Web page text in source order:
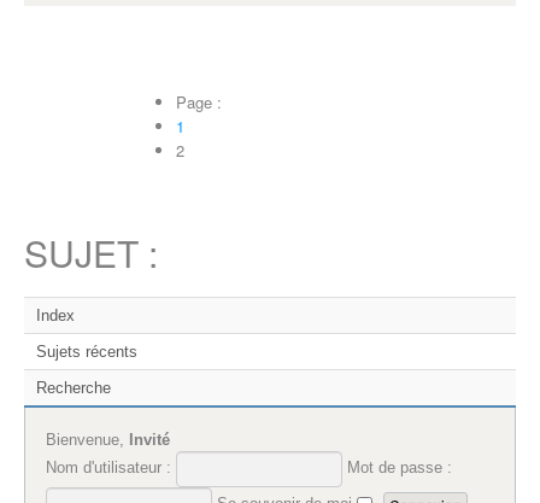
Page :
1
2
SUJET :
Index
Sujets récents
Recherche
Bienvenue,
Invité
Nom d'utilisateur :
Mot de passe :